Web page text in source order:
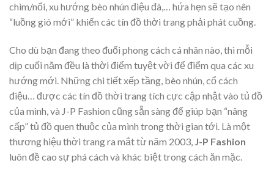
chìm/nổi, xu hướng bèo nhún điệu đà,… hứa hẹn sẽ tạo nên
“luồng gió mới” khiến các tín đồ thời trang phải phát cuồng.
Cho dù bạn đang theo đuổi phong cách cá nhân nào, thì mỗi
dịp cuối năm đều là thời điểm tuyệt vời để điểm qua các xu
hướng mới. Những chi tiết xếp tầng, bèo nhún, cổ cách
điệu… được các tín đồ thời trang tích cực cập nhật vào tủ đồ
của mình, và J-P Fashion cũng sẵn sàng để giúp bạn “nâng
cấp” tủ đồ quen thuộc của mình trong thời gian tới. Là một
thương hiệu thời trang ra mắt từ năm 2003, J-P Fashion
luôn đề cao sự phá cách và khác biệt trong cách ăn mặc.